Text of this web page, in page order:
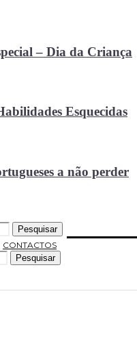
– Dia da Criança
Esquecidas
a não perder
Pesquisar
CONTACTOS
Pesquisar